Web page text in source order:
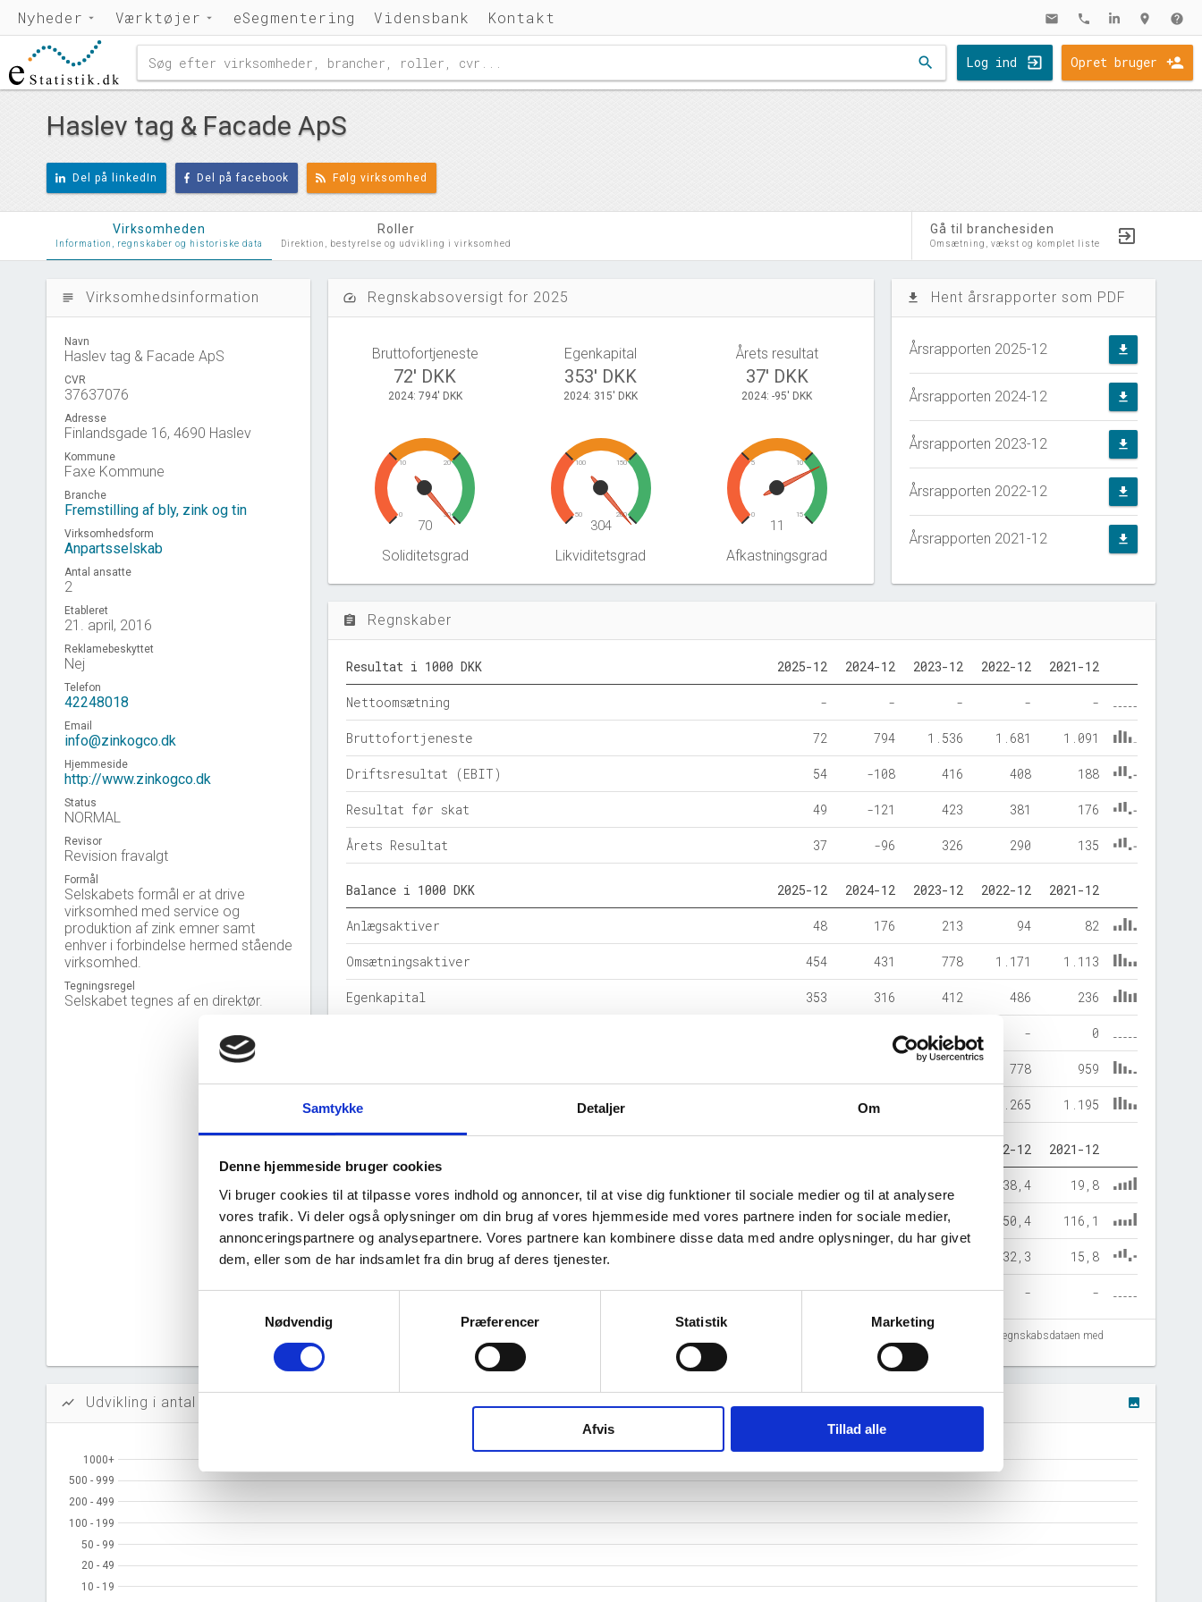
Samtykke Detaljer Om
Denne hjemmeside bruger cookies
Vi bruger cookies til at tilpasse vores indhold og annoncer, til at vise dig funktioner til sociale medier og til at analysere
vores trafik. Vi deler også oplysninger om din brug af vores hjemmeside med vores partnere inden for sociale medier,
annonceringspartnere og analysepartnere. Vores partnere kan kombinere disse data med andre oplysninger, du har givet
dem, eller som de har indsamlet fra din brug af deres tjenester.
Nødvendig
Præferencer Statistik Marketing
Afvis Tillad alle
Nyheder Værktøjer eSegmentering Vidensbank Kontakt mail phone location_on help
search Log ind Opret bruger
Haslev tag & Facade ApS
Del på linkedIn Del på facebook Følg virksomhed
Virksomheden
Information, regnskaber og historiske data
Roller
Direktion, bestyrelse og udvikling i virksomhed
Gå til branchesiden
Omsætning, vækst og komplet liste
subject Virksomhedsinformation
Navn
Haslev tag & Facade ApS
CVR
37637076
Adresse
Finlandsgade 16, 4690 Haslev
Kommune
Faxe Kommune
Branche
Fremstilling af bly, zink og tin
Virksomhedsform
Anpartsselskab
Antal ansatte
2
Etableret
21. april, 2016
Reklamebeskyttet
Nej
Telefon
42248018
Email
info@zinkogco.dk
Hjemmeside
http://www.zinkogco.dk
Status
NORMAL
Revisor
Revision fravalgt
Formål
Selskabets formål er at drive
virksomhed med service og
produktion af zink emner samt
enhver i forbindelse hermed stående
virksomhed.
Tegningsregel
Selskabet tegnes af en direktør.
speed Regnskabsoversigt for 2025
Bruttofortjeneste
72' DKK
2024: 794' DKK
Egenkapital
353' DKK
2024: 315' DKK
Årets resultat
37' DKK
2024: -95' DKK
0
10 20
30
70
Soliditetsgrad
50
100 150
200
304
Likviditetsgrad
0
5 10
15
11
Afkastningsgrad
file_download Hent årsrapporter som PDF
Årsrapporten 2025-12 file_download
Årsrapporten 2024-12 file_download
Årsrapporten 2023-12 file_download
Årsrapporten 2022-12 file_download
Årsrapporten 2021-12 file_download
assignment Regnskaber
Resultat i 1000 DKK 2025-12 2024-12 2023-12 2022-12 2021-12
Nettoomsætning - - - - -
Bruttofortjeneste 72 794 1.536 1.681 1.091
Driftsresultat (EBIT) 54 -108 416 408 188
Resultat før skat 49 -121 423 381 176
Årets Resultat 37 -96 326 290 135
Balance i 1000 DKK 2025-12 2024-12 2023-12 2022-12 2021-12
Anlægsaktiver 48 176 213 94 82
Omsætningsaktiver 454 431 778 1.171 1.113
Egenkapital 353 316 412 486 236
17 - 0
778 959
Årets balance 607 1.265 1.195
2022-12 2021-12
38,4 19,8
Likviditetsgrad 304,3 153,8 138,2 150,4 116,1
Afkastningsgrad 32,3 15,8
Overskudsgrad - - - - -
Tal fra erhvervsstyrelsens regnskabs-API. eStatistik henviser til Erhvervsstyrelsen ved eventuelle fejlregistreringer. Vi anbefaler at krydstjekke regnskabsdataen med
show_chart Udvikling i antal ansatte image
10 - 19
10 - 19
20 - 49
20 - 49
50 - 99
50 - 99
100 - 199
100 - 199
200 - 499
200 - 499
500 - 999
500 - 999
1000+
1000+